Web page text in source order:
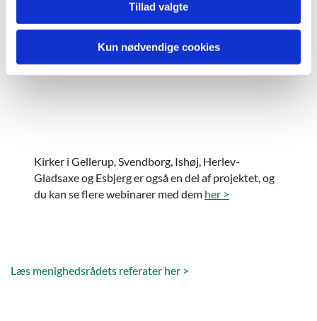
Tillad valgte
Kun nødvendige cookies
for at se denne video.
Kirker i Gellerup, Svendborg, Ishøj, Herlev-
Gladsaxe og Esbjerg er også en del af projektet, og
du kan se flere webinarer med dem her >
Læs menighedsrådets referater her >